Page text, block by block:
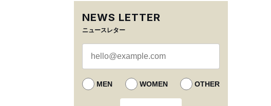
NEWS LETTER
ニュースレター
MEN WOMEN OTHER